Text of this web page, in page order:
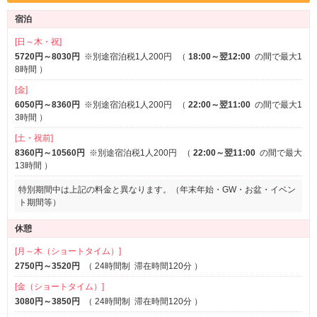
SMルーム
3名以上利用可
1名利用可
サービス
ルームサービス
宿泊
[日～木・祝]
5720円～8030円
※別途宿泊税1人200円 （ 18:00～翌12:00 の間で最大1
8時間 ）
[金]
6050円～8360円
※別途宿泊税1人200円 （ 22:00～翌11:00 の間で最大1
3時間 ）
[土・祝前]
8360円～10560円
※別途宿泊税1人200円 （ 22:00～翌11:00 の間で最大
13時間 ）
特別期間中は上記の料金と異なります。（年末年始・GW・お盆・イベン
ト期間等）
休憩
[月～木（ショートタイム）]
2750円～3520円
（ 24時間制 滞在時間120分 ）
[金（ショートタイム）]
3080円～3850円
（ 24時間制 滞在時間120分 ）